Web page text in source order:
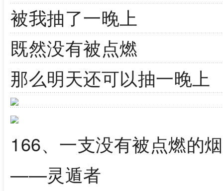
被我抽了一晚上
既然没有被点燃
那么明天还可以抽一晚上
166、一支没有被点燃的烟
——灵遁者